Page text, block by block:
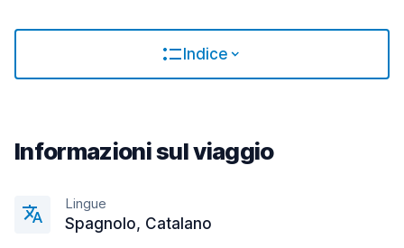
Indice
Informazioni sul viaggio
Lingue
Spagnolo, Catalano